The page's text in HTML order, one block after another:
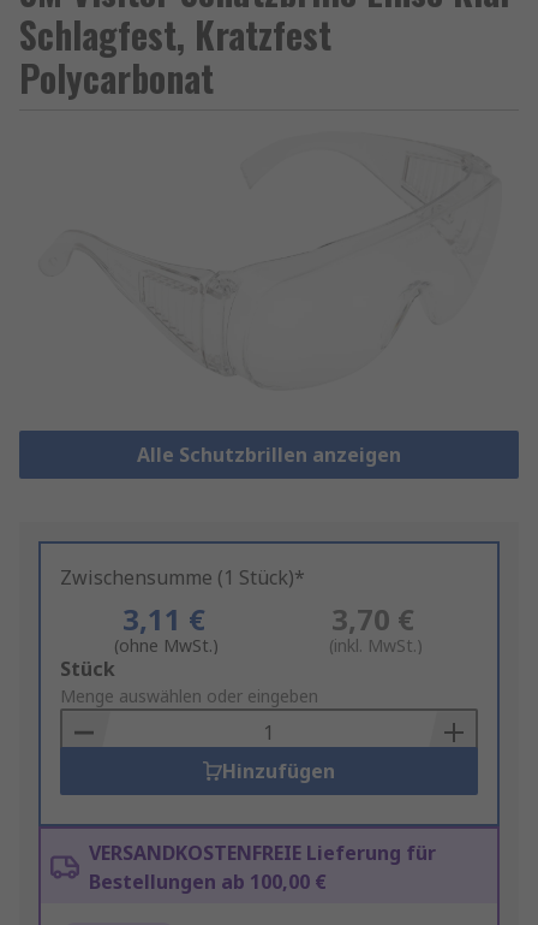
Schlagfest, Kratzfest
Polycarbonat
Alle Schutzbrillen anzeigen
Zwischensumme (1 Stück)*
3,11 €
(ohne MwSt.)
3,70 €
(inkl. MwSt.)
Add
to
Basket
Stück
Menge auswählen oder eingeben
Hinzufügen
VERSANDKOSTENFREIE Lieferung für
Bestellungen ab 100,00 €